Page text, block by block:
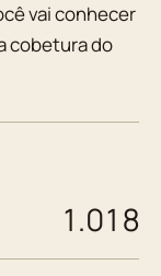
vai conhecer
cobetura do
1.018